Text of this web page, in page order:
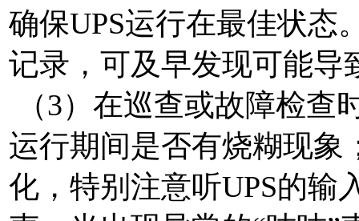
确保UPS运行在最佳状态
记录，可及早发现可能导
（3）在巡查或故障检查
运行期间是否有烧糊现象
化，特别注意听UPS的输